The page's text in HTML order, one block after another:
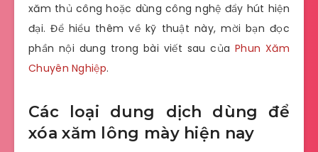
xăm thủ công hoặc dùng công nghệ đẩy hút hiện
đại. Để hiểu thêm về kỹ thuật này, mời bạn đọc
phần nội dung trong bài viết sau củaPhun Xăm
Chuyên Nghiệp.
Các loại dung dịch dùng để
xóa xăm lông mày hiện nay